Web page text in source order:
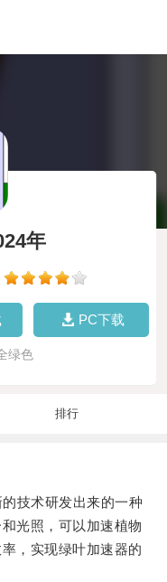
年
PC下载
绿色
排行
技术研发出来的一种
光照，可以加速植物
，实现绿叶加速器的